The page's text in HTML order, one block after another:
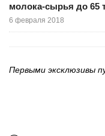
молока-сырья до 65
6 февраля 2018
Первыми эксклюзивы